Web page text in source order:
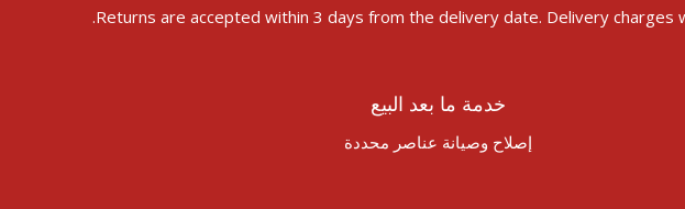
Returns are accepted within 3 days from the delivery date. Delivery charges
خدمة ما بعد البيع
إصلاح وصيانة عناصر محددة